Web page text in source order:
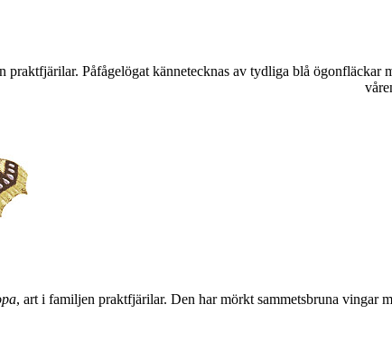
praktfjärilar. Påfågelögat kännetecknas av tydliga blå
, art i familjen praktfjärilar. Den har mörkt sammetsbruna vingar